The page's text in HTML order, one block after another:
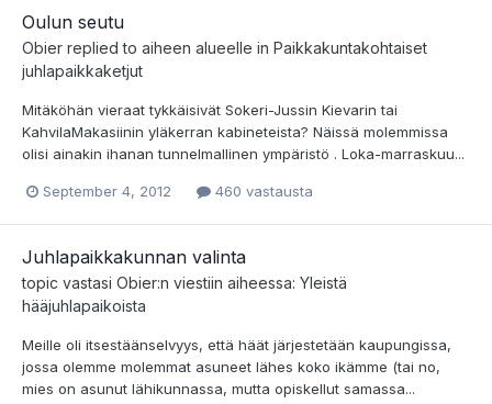
Oulun seutu
Obier replied to aiheen alueelle in Paikkakuntakohtaiset
juhlapaikkaketjut
Mitäköhän vieraat tykkäisivät Sokeri-Jussin Kievarin tai
KahvilaMakasiinin yläkerran kabineteista? Näissä molemmissa
olisi ainakin ihanan tunnelmallinen ympäristö . Loka-marraskuu...
September 4, 2012 460 vastausta
Juhlapaikkakunnan valinta
topic vastasi Obier:n viestiin aiheessa: Yleistä
hääjuhlapaikoista
Meille oli itsestäänselvyys, että häät järjestetään kaupungissa,
jossa olemme molemmat asuneet lähes koko ikämme (tai no,
mies on asunut lähikunnassa, mutta opiskellut samassa...